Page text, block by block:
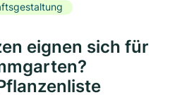
eignen sich für